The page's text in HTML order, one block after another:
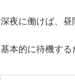
深夜に働けば、昼
基本的に待機する